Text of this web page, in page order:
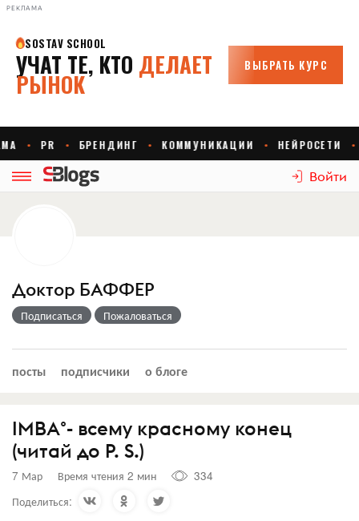
РЕКЛАМА
Войти
Доктор БАФФЕР
Подписаться Пожаловаться
посты подписчики о блоге
IMBA°- всему красному конец
(читай до P. S.)
7 Мар Время чтения 2 мин
334
Поделиться: